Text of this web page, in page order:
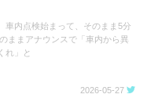
車内点検始まって、そのまま5分
ままアナウンスで「車内から異
れ」と
2026-05-27